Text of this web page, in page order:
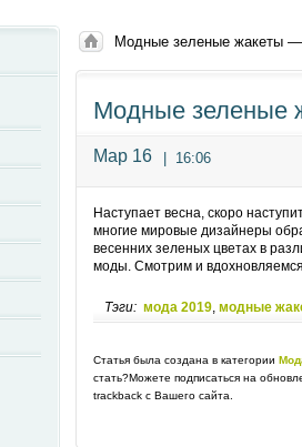
Модные зеленые жакеты —
Модные зеленые
Мар 16 16:06
Наступает весна, скоро
многие мировые дизайнеры
весенних зеленых цветах в
моды. Смотрим и
Тэги: мода 2019, модные
Статья была создана в категории
стать?Можете подписаться на
trackback с Вашего сайта.